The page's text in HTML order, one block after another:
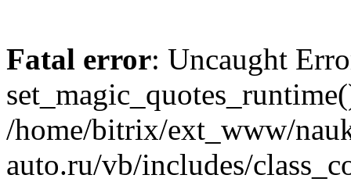
Fatal error: Uncaught
/home/bitrix/ext_www/
auto.ru/vb/includes/